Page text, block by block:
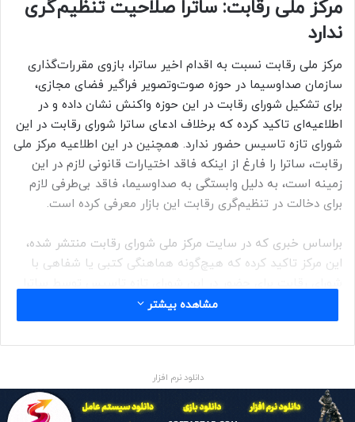
مرکز ملی رقابت: ساترا صلاحیت تنظیم‌گری
ندارد
مرکز ملی رقابت نسبت به اقدام اخیر ساترا، بازوی مقررات‌گذاری
سازمان صداوسیما در حوزه صوت‌وتصویر فراگیر فضای مجازی،
برای تشکیل شورای رقابت در این حوزه واکنش نشان داده و در
اطلاعیه‌ای تاکید کرده که برخلاف ادعای ساترا شورای رقابت در این
شورای تازه تاسیس حضور ندارد. همچنین در این اطلاعیه مرکز ملی
رقابت، ساترا را فارغ از اینکه فاقد اختیارات قانونی لازم در این
زمینه است، به دلیل وابستگی به صداوسیما، فاقد بی‌طرفی لازم
برای دخالت در تنظیم‌گری رقابت این بازار معرفی کرده است.
براساس خبری که در سایت مرکز ملی شورای رقابت منتشر شده،
این مرکز تاکید کرده که هیچ‌گونه هماهنگی کتبی یا شفاهی با
صورت نگرفته است. همچنین در این اطلاعیه، شورای رقابت
صوت‌وتصویر فراگیر در فضای مجازی توسط ساترا یک شورای خود
خوانده معرفی شده که تایید آن توسط شورای رقابت نیز یک
در ادامه این اطلاعیه شورای رقابت با استناد به مواد قانونی گفته
مشاهده بیشتر
دانلود نرم افزار